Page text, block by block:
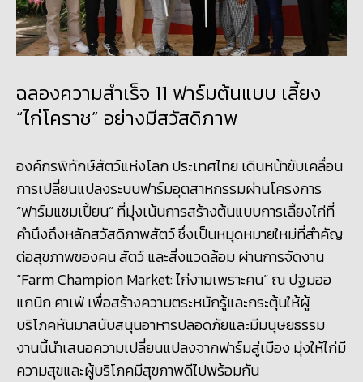
ฉลองความสำเร็จ 11 ฟาร์มต้นแบบ เลี้ยง
“ไก่โคราช” อย่างมีสวัสดิภาพ
องค์กรพิทักษ์สัตว์แห่งโลก ประเทศไทย เดินหน้าขับเคลื่อน
การเปลี่ยนแปลงระบบฟาร์มอุตสาหกรรมผ่านโครงการ
“ฟาร์มแชมเปี้ยน” ที่มุ่งเน้นการสร้างต้นแบบการเลี้ยงไก่ที่
คำนึงถึงหลักสวัสดิภาพสัตว์ ซึ่งเป็นหมุดหมายใหม่ที่สำคัญ
ต่อสุขภาพของคน สัตว์ และสิ่งแวดล้อม ผ่านการจัดงาน
“Farm Champion Market: ไก่งามเพราะคน” ณ ปฐมออ
แกนิก คาเฟ่ เพื่อสร้างความตระหนักรู้และกระตุ้นให้ผู้
บริโภคหันมาสนับสนุนอาหารปลอดภัยและมีมนุษยธรรม
งานนี้นำเสนอความเปลี่ยนแปลงจากฟาร์มสู่เมือง มุ่งให้ไก่มี
ความสุขและผู้บริโภคมีสุขภาพดีไปพร้อมกัน